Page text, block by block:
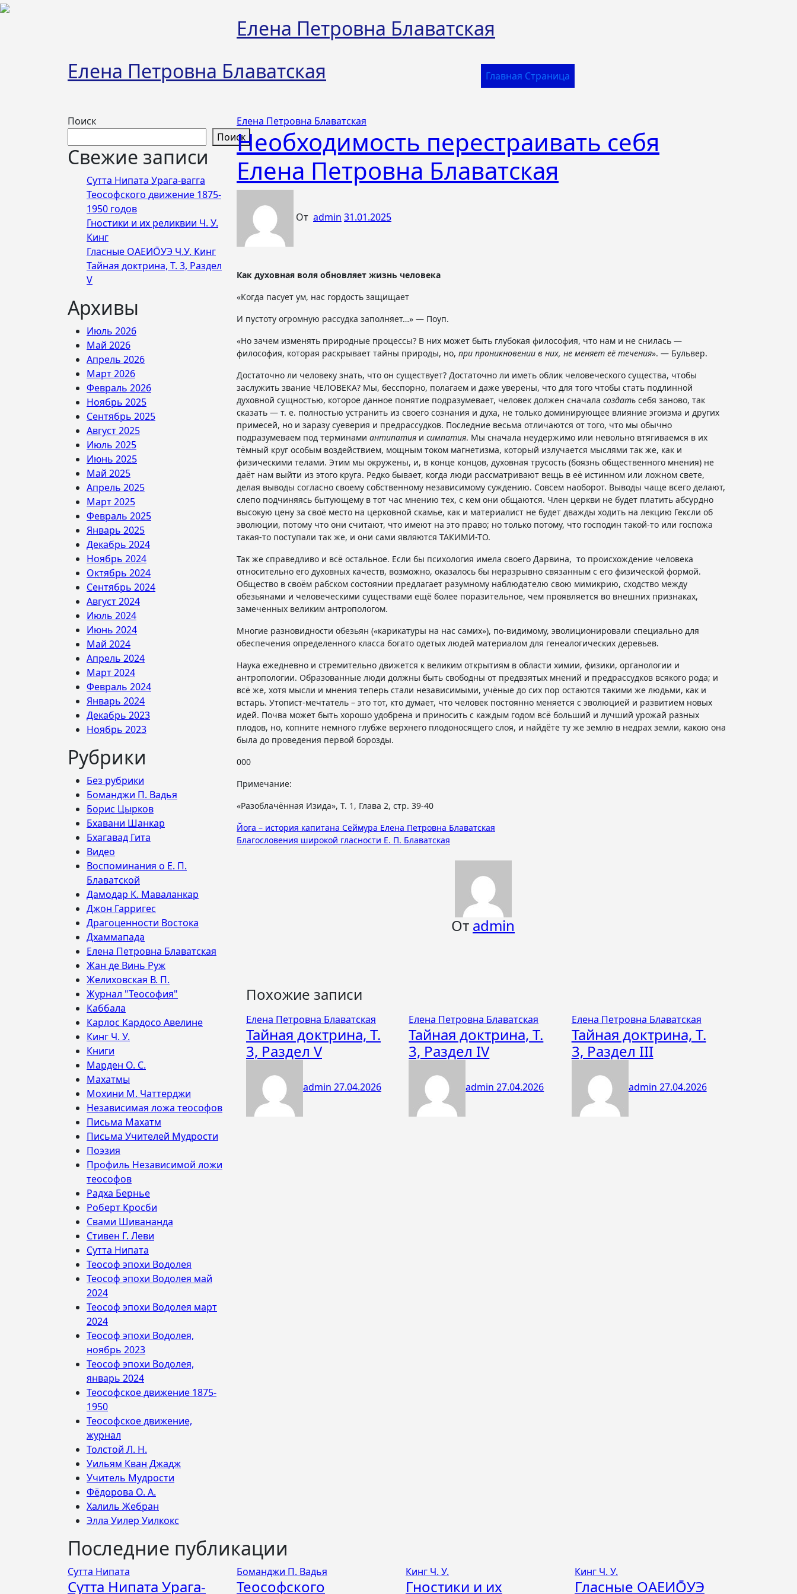
Перейти
Елена Петровна Блаватская
Елена Петровна Блаватская
Главная Страница
Поиск
Поиск
Свежие записи
Сутта Нипата Урага-вагга
Теософского движение 1875-
1950 годов
Гностики и их реликвии Ч. У.
Кинг
Гласные ОАЕИО̄УЭ Ч.У. Кинг
Тайная доктрина, Т. 3, Раздел
V
Архивы
Июль 2026
Май 2026
Апрель 2026
Март 2026
Февраль 2026
Ноябрь 2025
Сентябрь 2025
Август 2025
Июль 2025
Июнь 2025
Май 2025
Апрель 2025
Март 2025
Февраль 2025
Январь 2025
Декабрь 2024
Ноябрь 2024
Октябрь 2024
Сентябрь 2024
Август 2024
Июль 2024
Июнь 2024
Май 2024
Апрель 2024
Март 2024
Февраль 2024
Январь 2024
Декабрь 2023
Ноябрь 2023
Рубрики
Без рубрики
Боманджи П. Вадья
Борис Цырков
Бхавани Шанкар
Бхагавад Гита
Видео
Воспоминания о Е. П.
Блаватской
Дамодар К. Маваланкар
Джон Гарригес
Драгоценности Востока
Дхаммапада
Елена Петровна Блаватская
Жан де Винь Руж
Желиховская В. П.
Журнал "Теософия"
Каббала
Карлос Кардосо Авелине
Кинг Ч. У.
Книги
Марден О. С.
Махатмы
Мохини М. Чаттерджи
Независимая ложа теософов
Письма Махатм
Письма Учителей Мудрости
Поэзия
Профиль Независимой ложи
теософов
Радха Бернье
Роберт Кросби
Свами Шивананда
Стивен Г. Леви
Сутта Нипата
Теософ эпохи Водолея
Теософ эпохи Водолея май
2024
Теософ эпохи Водолея март
2024
Теософ эпохи Водолея,
ноябрь 2023
Теософ эпохи Водолея,
январь 2024
Теософское движение 1875-
1950
Теософское движение,
журнал
Толстой Л. Н.
Уильям Кван Джадж
Учитель Мудрости
Фёдорова О. А.
Халиль Жебран
Элла Уилер Уилкокс
Елена Петровна Блаватская
Необходимость перестраивать себя
Елена Петровна Блаватская
От admin 31.01.2025
Как духовная воля обновляет жизнь человека
«Когда пасует ум, нас гордость защищает
И пустоту огромную рассудка заполняет…» — Поуп.
«Но зачем изменять природные процессы? В них может быть глубокая философия, что нам и не снилась —
философия, которая раскрывает тайны природы, но, при проникновении в них, не меняет её течения». — Бульвер.
Достаточно ли человеку знать, что он существует? Достаточно ли иметь облик человеческого существа, чтобы
заслужить звание ЧЕЛОВЕКА? Мы, бесспорно, полагаем и даже уверены, что для того чтобы стать подлинной
духовной сущностью, которое данное понятие подразумевает, человек должен сначала создать себя заново, так
сказать — т. е. полностью устранить из своего сознания и духа, не только доминирующее влияние эгоизма и других
примесей, но и заразу суеверия и предрассудков. Последние весьма отличаются от того, что мы обычно
подразумеваем под терминами антипатия и симпатия. Мы сначала неудержимо или невольно втягиваемся в их
тёмный круг особым воздействием, мощным током магнетизма, который излучается мыслями так же, как и
физическими телами. Этим мы окружены, и, в конце концов, духовная трусость (боязнь общественного мнения) не
даёт нам выйти из этого круга. Редко бывает, когда люди рассматривают вещь в её истинном или ложном свете,
делая выводы согласно своему собственному независимому суждению. Совсем наоборот. Выводы чаще всего делают,
слепо подчиняясь бытующему в тот час мнению тех, с кем они общаются. Член церкви не будет платить абсурдно
высокую цену за своё место на церковной скамье, как и материалист не будет дважды ходить на лекцию Гексли об
эволюции, потому что они считают, что имеют на это право; но только потому, что господин такой-то или госпожа
такая-то поступали так же, и они сами являются ТАКИМИ-ТО.
Так же справедливо и всё остальное. Если бы психология имела своего Дарвина, то происхождение человека
относительно его духовных качеств, возможно, оказалось бы неразрывно связанным с его физической формой.
Общество в своём рабском состоянии предлагает разумному наблюдателю свою мимикрию, сходство между
обезьянами и человеческими существами ещё более поразительное, чем проявляется во внешних признаках,
замеченных великим антропологом.
Многие разновидности обезьян («карикатуры на нас самих»), по-видимому, эволиционировали специально для
обеспечения определенного класса богато одетых людей материалом для генеалогических деревьев.
Наука ежедневно и стремительно движется к великим открытиям в области химии, физики, органологии и
антропологии. Образованные люди должны быть свободны от предвзятых мнений и предрассудков всякого рода; и
всё же, хотя мысли и мнения теперь стали независимыми, учёные до сих пор остаются такими же людьми, как и
встарь. Утопист-мечтатель – это тот, кто думает, что человек постоянно меняется с эволюцией и развитием новых
идей. Почва может быть хорошо удобрена и приносить с каждым годом всё больший и лучший урожай разных
плодов, но, копните немного глубже верхнего плодоносящего слоя, и найдёте ту же землю в недрах земли, какою она
была до проведения первой борозды.
000
Примечание:
«Разоблачённая Изида», Т. 1, Глава 2, стр. 39-40
Навигация
Йога – история капитана Сеймура Елена Петровна Блаватская
Благословения широкой гласности Е. П. Блаватская
От admin
Похожие записи
Елена Петровна Блаватская
Тайная доктрина, Т.
3, Раздел V
admin 27.04.2026
Елена Петровна Блаватская
Тайная доктрина, Т.
3, Раздел IV
admin27.04.2026
Елена Петровна Блаватская
Тайная доктрина, Т.
3, Раздел III
admin 27.04.2026
Последние публикации
Сутта Нипата
Сутта Нипата Урага-
Боманджи П. Вадья
Теософского
Кинг Ч. У.
Гностики и их
Кинг Ч. У.
Гласные ОАЕИО̄УЭ